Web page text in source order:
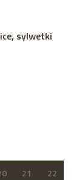
sylwetki
21
22